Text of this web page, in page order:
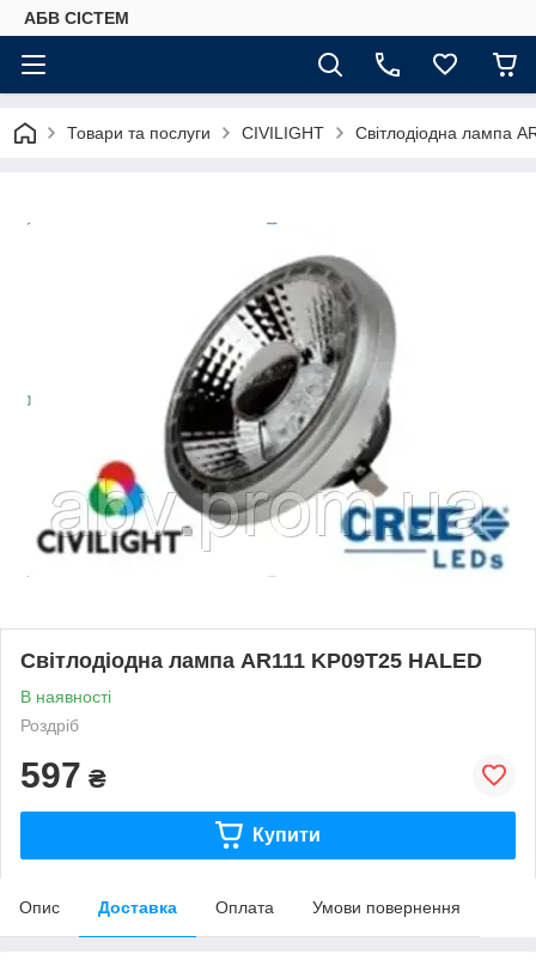
АБВ СІСТЕМ
Товари та послуги CIVILIGHT Світлодіодна лампа
Світлодіодна лампа AR111 KP09T25 HALED
В наявності
Роздріб
597 ₴
Купити
Опис Доставка Оплата Умови повернення